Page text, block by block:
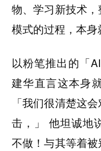
物、学习新技术
模式的过程，本身
以粉笔推出的「
建华直言这本身
「我们很清楚这
击，」 他坦诚地
不做！与其等着